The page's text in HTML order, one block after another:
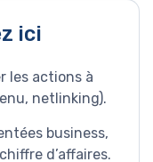
ici
les actions à
netlinking).
business,
d’affaires.